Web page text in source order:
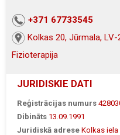
+371 67733545
Kolkas 20, Jūrmala, LV-
Fizioterapija
JURIDISKIE DATI
Reģistrācijas numurs
Dibināts 13.09.1991
Juridiskā adrese Kolkas iela